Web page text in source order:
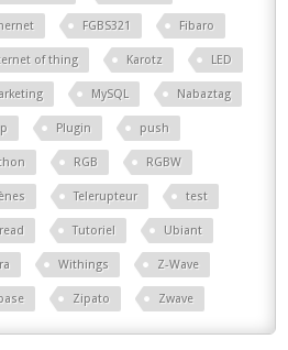
FGBS321 Fibaro
of thing Karotz LED
MySQL Nabaztag
Plugin push
RGB RGBW
Telerupteur test
Tutoriel Ubiant
Withings Z-Wave
Zipato Zwave